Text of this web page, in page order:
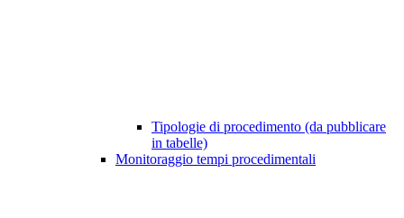
Tipologie di procedimento (da pubblicare
in tabelle)
Monitoraggio tempi procedimentali